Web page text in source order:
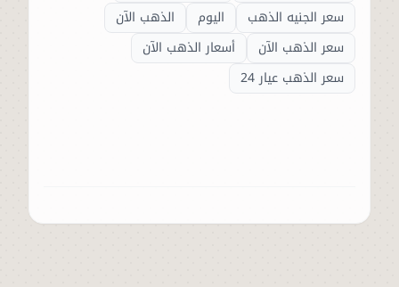
سعر الجنيه الذهب
اليوم
الذهب الآن
سعر الذهب الآن
أسعار الذهب الآن
سعر الذهب عيار 24